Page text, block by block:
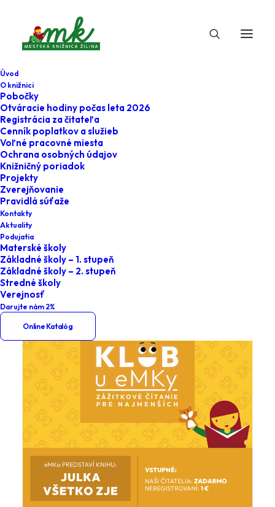
Úvod
O knižnici
Pobočky
Otváracie hodiny počas leta 2026
Registrácia za čitateľa
Cenník poplatkov a služieb
Voľné pracovné miesta
Ochrana osobných údajov
Knižničný poriadok
Projekty
Zverejňovanie
Pravidlá súťaže
Kontakty
Aktuality
Podujatia
Materské školy
Základné školy – 1. stupeň
Základné školy – 2. stupeň
Stredné školy
Verejnosť
Darujte nám 2%
Online Katalóg
Verejnosť
Tu nájdete podujatia pre verejnosť
Aktuálne